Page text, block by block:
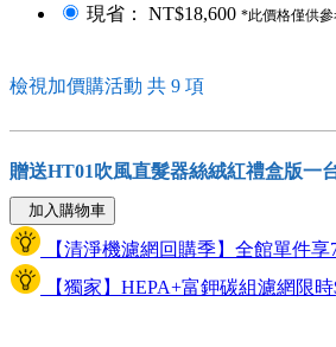
現省： NT$18,600 *此價格僅供
檢視加價購活動 共 9 項
贈送HT01吹風直髮器絲絨紅禮盒版一
加入購物車
【清淨機濾網回購季】全館單件享
【獨家】HEPA+富鉀碳組濾網限時